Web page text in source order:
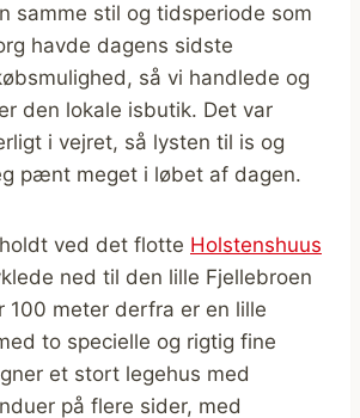
samme stil og tidsperiode som
havde dagens sidste
så vi handlede og
den lokale isbutik. Det var
i vejret, så lysten til is og
pænt meget i løbet af dagen.
ved det flotte Holstenshuus
ned til den lille Fjellebroen
100 meter derfra er en lille
to specielle og rigtig fine
et stort legehus med
på flere sider, med